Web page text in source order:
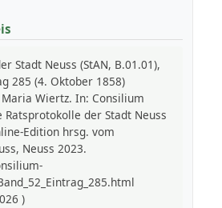
Stadt Neuss (StAN, B.01.01),
285 (4. Oktober 1858)
Wiertz. In: Consilium
Ratsprotokolle der Stadt Neuss
Edition hrsg. vom
Neuss 2023.
)